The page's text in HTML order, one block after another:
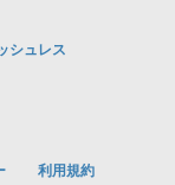
シュレス
利用規約